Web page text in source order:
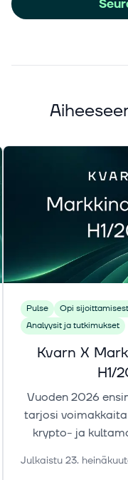
Pulse
Opi
Analyysit ja tutkimukset
Kvarn X
H1/
Vuoden 2026
tarjosi
krypto- ja
liikkeiden
Julkaistu 23.